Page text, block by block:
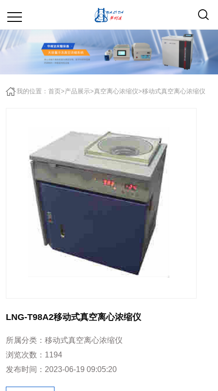
我的位置：首页>产品展示>真空离心浓缩仪>移动式真空离心浓缩仪
LNG-T98A2移动式真空离心浓缩仪
所属分类： 移动式真空离心浓缩仪
浏览次数： 1194
发布时间： 2023-06-19 09:05:20